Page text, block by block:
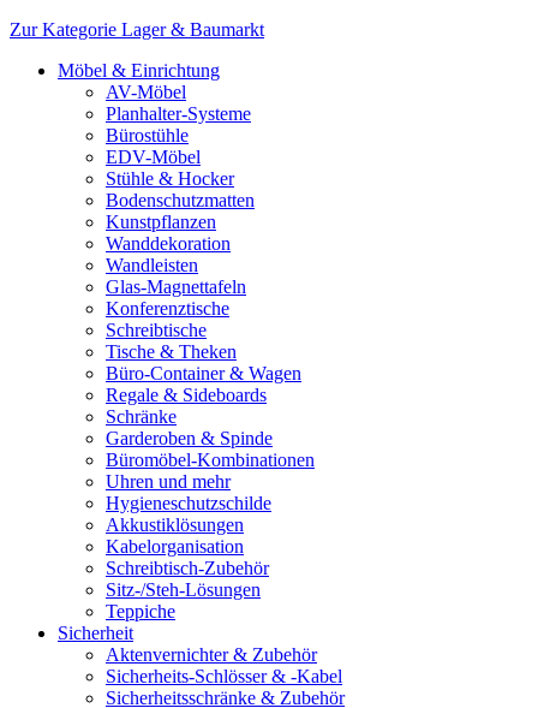
Zur Kategorie Lager & Baumarkt
Möbel & Einrichtung
AV-Möbel
Planhalter-Systeme
Bürostühle
EDV-Möbel
Stühle & Hocker
Bodenschutzmatten
Kunstpflanzen
Wanddekoration
Wandleisten
Glas-Magnettafeln
Konferenztische
Schreibtische
Tische & Theken
Büro-Container & Wagen
Regale & Sideboards
Schränke
Garderoben & Spinde
Büromöbel-Kombinationen
Uhren und mehr
Hygieneschutzschilde
Akkustiklösungen
Kabelorganisation
Schreibtisch-Zubehör
Sitz-/Steh-Lösungen
Teppiche
Sicherheit
Aktenvernichter & Zubehör
Sicherheits-Schlösser & -Kabel
Sicherheitsschränke & Zubehör